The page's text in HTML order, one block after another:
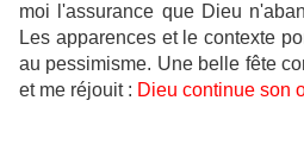
moi l'assurance que Dieu
Les apparences et le contexte
au pessimisme. Une belle fête
et me réjouit : Dieu continue son